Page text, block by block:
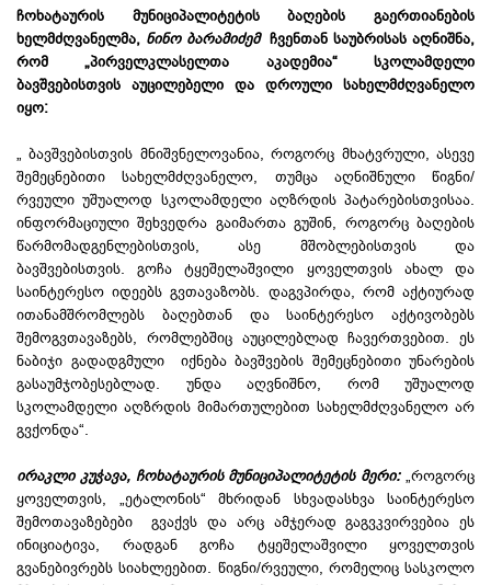
ჩოხატაურის მუნიციპალიტეტის ბაღების გაერთიანების
ხელმძღვანელმა, ნინო ბარამიძემჩვენთან საუბრისას აღნიშნა,
რომ „პირველკლასელთა აკადემია“ სკოლამდელი
ბავშვებისთვის აუცილებელი და დროული სახელმძღვანელო
იყო:
„ ბავშვებისთვის მნიშვნელოვანია, როგორც მხატვრული, ასევე
შემეცნებითი სახელმძღვანელო, თუმცა აღნიშნული წიგნი/
რვეული უშუალოდ სკოლამდელი აღზრდის პატარებისთვისაა.
ინფორმაციული შეხვედრა გაიმართა გუშინ, როგორც ბაღების
წარმომადგენლებისთვის, ასე მშობლებისთვის და
ბავშვებისთვის. გოჩა ტყეშელაშვილი ყოველთვის ახალ და
საინტერესო იდეებს გვთავაზობს. დაგვპირდა, რომ აქტიურად
ითანამშრომლებს ბაღებთან და საინტერესო აქტივობებს
შემოგვთავაზებს, რომლებშიც აუცილებლად ჩავერთვებით. ეს
ნაბიჯი გადადგმული იქნება ბავშვების შემეცნებითი უნარების
გასაუმჯობესებლად. უნდა აღვნიშნო, რომ უშუალოდ
სკოლამდელი აღზრდის მიმართულებით სახელმძღვანელო არ
გვქონდა“.
ირაკლი კუჭავა, ჩოხატაურის მუნიციპალიტეტის მერი:„როგორც
ყოველთვის, „ეტალონის“ მხრიდან სხვადასხვა საინტერესო
შემოთავაზებები გვაქვს და არც ამჯერად გაგვკვირვებია ეს
ინიციატივა, რადგან გოჩა ტყეშელაშვილი ყოველთვის
გვანებივრებს სიახლეებით. წიგნი/რვეული, რომელიც სასკოლო